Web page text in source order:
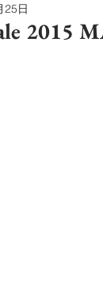
2015
25日